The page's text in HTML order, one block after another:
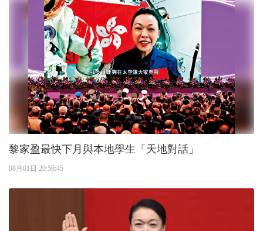
黎家盈最快下月與本地學生「天地對話」
08月01日 20:50:45